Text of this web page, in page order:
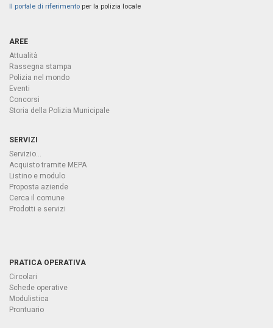
Il portale di riferimento per la polizia locale
AREE
Attualità
Rassegna stampa
Polizia nel mondo
Eventi
Concorsi
Storia della Polizia Municipale
SERVIZI
Servizio...
Acquisto tramite MEPA
Listino e modulo
Proposta aziende
Cerca il comune
Prodotti e servizi
PRATICA OPERATIVA
Circolari
Schede operative
Modulistica
Prontuario